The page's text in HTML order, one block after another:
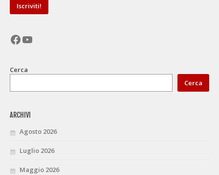
Facebook
YouTube
Cerca
Cerca
ARCHIVI
Agosto 2026
Luglio 2026
Maggio 2026